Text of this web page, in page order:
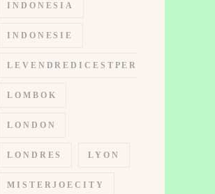
INDONESIA
INDONESIE
LEVENDREDICESTPERMIS
LOMBOK
LONDON
LONDRES LYON
MISTERJOECITY